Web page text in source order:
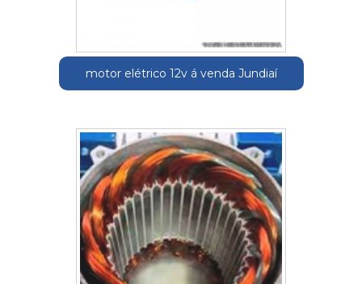
motor elétrico 12v á venda Jundiaí